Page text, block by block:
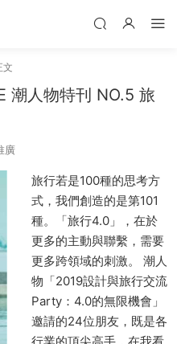
文
潮人物特刊 NO.5 旅
廣
旅行若是100種的思考方
式，我們創造的是第101
種。「旅行4.0」，在於
更多的主動與聯繫，需要
更多跨領域的刺激。 潮人
物「2019設計與旅行交流
Party：4.0的無限機會」
邀請的24位朋友，既是各